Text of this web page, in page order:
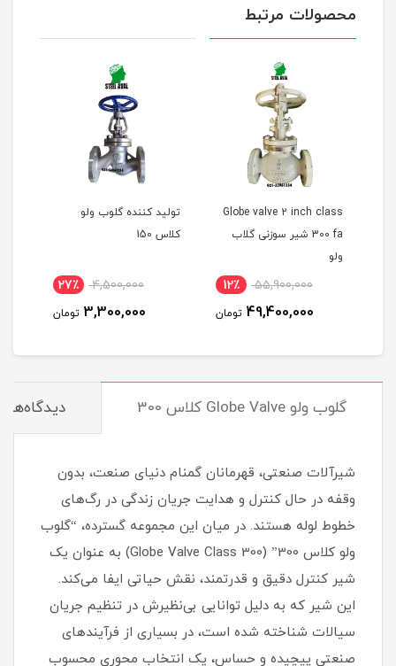
محصولات مرتبط
Globe valve 2 inch class
300 fa شیر سوزنی گلاب
ولو
55,900,000 12٪
49,400,000 تومان
تولید کننده گلوب ولو
کلاس 150
4,500,000 27٪
3,300,000 تومان
گلوب ولو Globe Valve کلاس 300 دیدگاه‌ها
شیرآلات صنعتی، قهرمانان گمنام دنیای صنعت، بدون
وقفه در حال کنترل و هدایت جریان زندگی در رگ‌های
خطوط لوله هستند. در میان این مجموعه گسترده، “گلوب
ولو کلاس 300” (Globe Valve Class 300) به عنوان یک
شیر کنترل دقیق و قدرتمند، نقش حیاتی ایفا می‌کند.
این شیر که به دلیل توانایی بی‌نظیرش در تنظیم جریان
سیالات شناخته شده است، در بسیاری از فرآیندهای
صنعتی پیچیده و حساس، یک انتخاب محوری محسوب